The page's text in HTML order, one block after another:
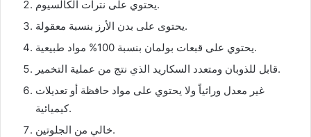
يحتوي على نترات الكالسيوم.
يحتوى على بدن الأرز بنسبة معقولة.
يحتوي على قبعات بولمان بنسبة 100% مواد طبيعية.
قابل للذوبان ومتعدد السكاريد الذي نتج من عملية التخمير.
غير معدل وراثياً ولا يحتوي على مواد حافظة أو تعديلات
كيميائية.
خالي من الجلوتين.